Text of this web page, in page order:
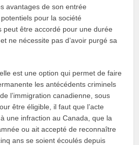
avantages de son entrée
pour la société
peut être accordé pour une durée
ne nécessite pas d’avoir purgé sa
est une option qui permet de faire
les antécédents criminels
l’immigration canadienne, sous
être éligible, il faut que l’acte
une infraction au Canada, que la
ou ait accepté de reconnaître
ans se soient écoulés depuis